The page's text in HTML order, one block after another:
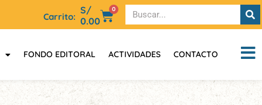
Carrito:
S/
0.00
0
FONDO EDITORAL ACTIVIDADES CONTACTO